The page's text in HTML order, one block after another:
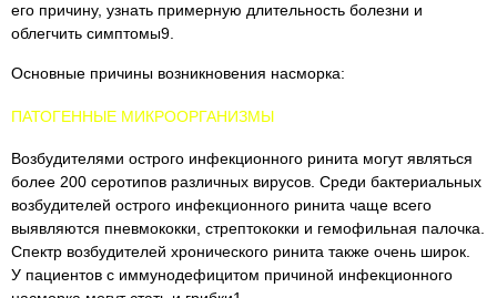
его причину, узнать примерную длительность болезни и
облегчить симптомы9.
Основные причины возникновения насморка:
ПАТОГЕННЫЕ МИКРООРГАНИЗМЫ
Возбудителями острого инфекционного ринита могут являться
более 200 серотипов различных вирусов. Среди бактериальных
возбудителей острого инфекционного ринита чаще всего
выявляются пневмококки, стрептококки и гемофильная палочка.
Спектр возбудителей хронического ринита также очень широк.
У пациентов с иммунодефицитом причиной инфекционного